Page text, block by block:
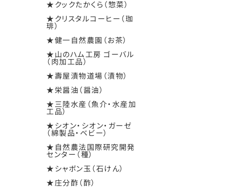
★クックたかくら（惣菜）
★クリスタルコーヒー（珈
琲）
★健一自然農園（お茶）
★山のハム工房 ゴーバル
（肉加工品）
★壽屋漬物道場（漬物）
★栄醤油（醤油）
★三陸水産（魚介・水産加
工品）
★シオン・シオン・ガーゼ
（綿製品・ベビー）
★自然農法国際研究開発
センター（種）
★シャボン玉（石けん）
★庄分酢（酢）